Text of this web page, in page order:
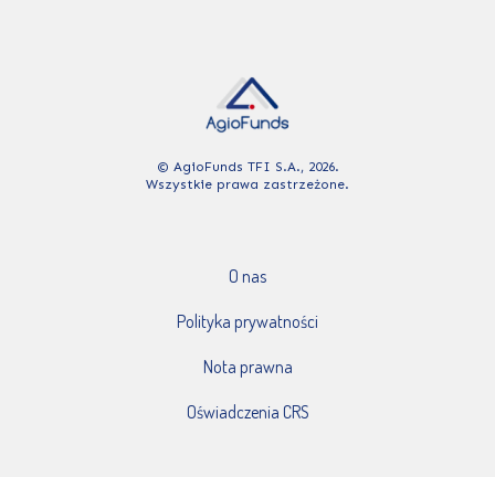
© AgioFunds TFI S.A., 2026.
Wszystkie prawa zastrzeżone.
O nas
Polityka prywatności
Nota prawna
Oświadczenia CRS